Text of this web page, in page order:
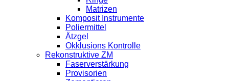
Matrizen
Komposit Instrumente
Poliermittel
Ätzgel
Okklusions Kontrolle
Rekonstruktive ZM
Faserverstärkung
Provisorien